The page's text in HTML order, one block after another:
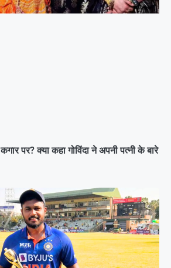
पर? क्या कहा गोविंदा ने अपनी पत्नी के बारे